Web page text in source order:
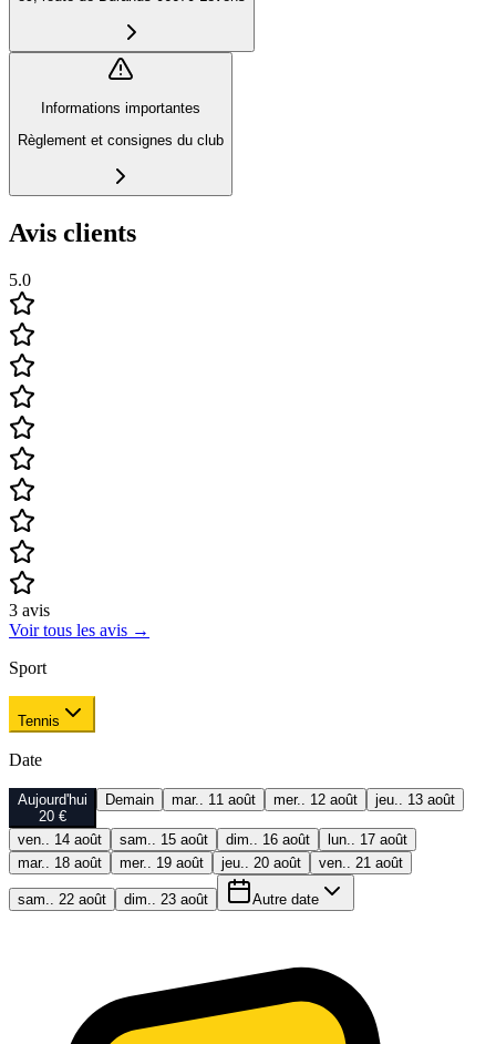
Informations importantes
Règlement et consignes du club
Avis clients
5.0
3 avis
Voir tous les avis →
Sport
Tennis
Date
Aujourd'hui
20 €
Demain mar.. 11 août mer.. 12 août jeu.. 13 août
ven.. 14 août sam.. 15 août dim.. 16 août
lun.. 17 août
mar.. 18 août
mer.. 19 août jeu.. 20 août ven.. 21 août
sam.. 22 août dim.. 23 août Autre date